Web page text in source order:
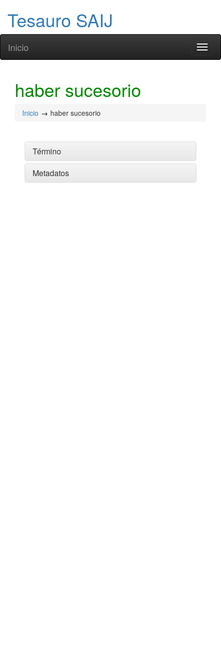
Tesauro SAIJ
Inicio
haber sucesorio
Inicio haber sucesorio
Término
Metadatos